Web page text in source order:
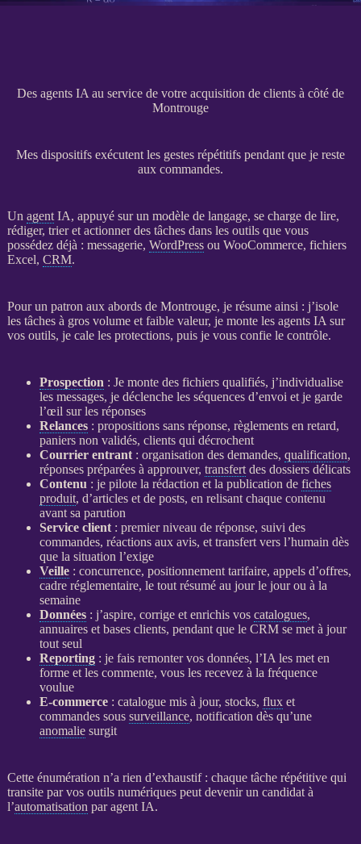
Des agents IA au service de votre acquisition de clients à côté de
Montrouge
Mes dispositifs exécutent les gestes répétitifs pendant que je reste
aux commandes.
Un agent IA, appuyé sur un modèle de langage, se charge de lire,
rédiger, trier et actionner des tâches dans les outils que vous
possédez déjà : messagerie, WordPressou WooCommerce, fichiers
Excel, CRM.
Pour un patron aux abords de Montrouge, je résume ainsi : j’isole
les tâches à gros volume et faible valeur, je monte les agents IA sur
vos outils, je cale les protections, puis je vous confie le contrôle.
Prospection : Je monte des fichiers qualifiés, j’individualise
les messages, je déclenche les séquences d’envoi et je garde
l’œil sur les réponses
Relances: propositions sans réponse, règlements en retard,
paniers non validés, clients qui décrochent
Courrier entrant: organisation des demandes, qualification,
réponses préparées à approuver, transfertdes dossiers délicats
Contenu : je pilote la rédaction et la publication de fiches
produit, d’articles et de posts, en relisant chaque contenu
avant sa parution
Service client: premier niveau de réponse, suivi des
commandes, réactions aux avis, et transfertvers l’humain dès
que la situation l’exige
Veille: concurrence, positionnement tarifaire, appels d’offres,
cadre réglementaire, le tout résumé au jour le jour ou à la
semaine
Données: j’aspire, corrige et enrichis vos catalogues,
annuaires et bases clients, pendant que le CRMse met à jour
tout seul
Reporting: je fais remonter vos données, l’IA les met en
forme et les commente, vous les recevez à la fréquence
voulue
E-commerce: cataloguemis à jour, stocks, fluxet
commandes sous surveillance, notification dès qu’une
anomaliesurgit
Cette énumération n’a rien d’exhaustif : chaque tâche répétitive qui
transite par vos outils numériques peut devenir un candidat à
l’automatisation paragent IA.